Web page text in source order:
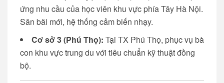
ứng nhu cầu của học viên khu vực phía Tây Hà Nội.
Sân bãi mới, hệ thống cảm biến nhạy.
Cơ sở 3 (Phú Thọ): Tại TX Phú Thọ, phục vụ bà
con khu vực trung du với tiêu chuẩn kỹ thuật đồng
bộ.